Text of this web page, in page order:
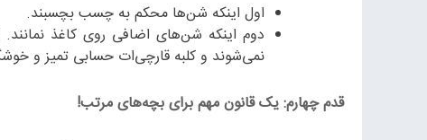
اول اینکه شن‌ها محکم به چسب بچسبند.
دوم اینکه شن‌های اضافی روی کاغذ
نمی‌شوند و کلبه قارچی‌ات حسابی تمیز و
قدم چهارم: یک قانون مهم برای بچه‌های مرتب!